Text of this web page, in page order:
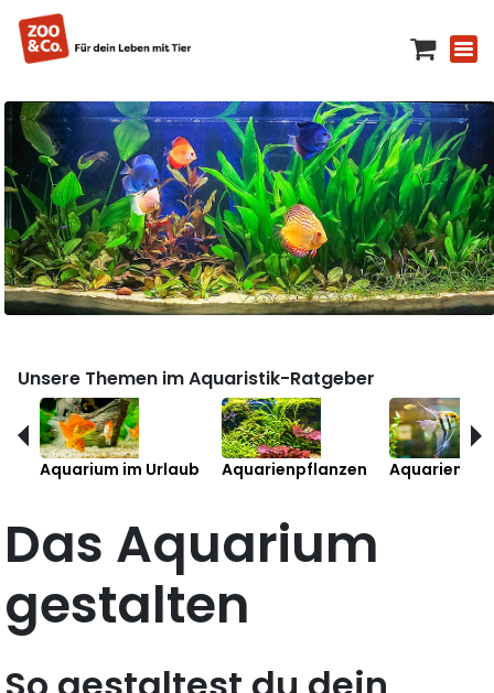
Unsere Themen im Aquaristik-Ratgeber
Aquarium im Urlaub Aquarienpflanzen
Das Aquarium
gestalten